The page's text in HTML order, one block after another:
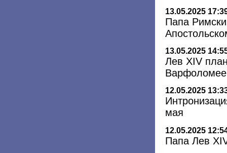
13.05.2025
Папа
13.05.2025
Лев XIV
12.05.2025
мая
12.05.2025
Папа Лев